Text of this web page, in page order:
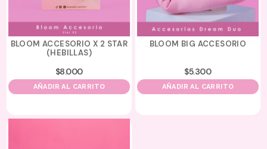
BLOOM ACCESORIO X 2 STAR
(HEBILLAS)
$8.000
AÑADIR AL CARRITO
BLOOM BIG ACCESORIO
$5.300
AÑADIR AL CARRITO